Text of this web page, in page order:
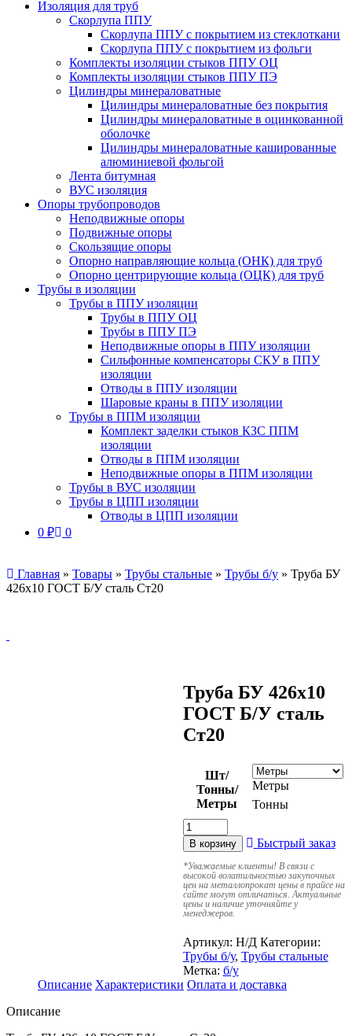
Изоляция для труб
Скорлупа ППУ
Скорлупа ППУ с покрытием из стеклоткани
Скорлупа ППУ с покрытием из фольги
Комплекты изоляции стыков ППУ ОЦ
Комплекты изоляции стыков ППУ ПЭ
Цилиндры минераловатные
Цилиндры минераловатные без покрытия
Цилиндры минераловатные в оцинкованной
оболочке
Цилиндры минераловатные кашированные
алюминиевой фольгой
Лента битумная
ВУС изоляция
Опоры трубопроводов
Неподвижные опоры
Подвижные опоры
Скользящие опоры
Опорно направляющие кольца (ОНК) для труб
Опорно центрирующие кольца (ОЦК) для труб
Трубы в изоляции
Трубы в ППУ изоляции
Трубы в ППУ ОЦ
Трубы в ППУ ПЭ
Неподвижные опоры в ППУ изоляции
Сильфонные компенсаторы СКУ в ППУ
изоляции
Отводы в ППУ изоляции
Шаровые краны в ППУ изоляции
Трубы в ППМ изоляции
Комплект заделки стыков КЗС ППМ
изоляции
Отводы в ППМ изоляции
Неподвижные опоры в ППМ изоляции
Трубы в ВУС изоляции
Трубы в ЦПП изоляции
Отводы в ЦПП изоляции
0 ₽ 0
Главная » Товары » Трубы стальные » Трубы б/у » Труба БУ
426х10 ГОСТ Б/У сталь Ст20
Труба БУ 426х10
ГОСТ Б/У сталь
Ст20
Шт/
Тонны/
Метры
Метры
Тонны
В корзину Быстрый заказ
*Уважаемые клиенты! В связи с
высокой волатильностью закупочных
цен на металлопрокат цены в прайсе на
сайте могут отличаться. Актуальные
цены и наличие уточняйте у
менеджеров.
Артикул: Н/Д Категории:
Трубы б/у, Трубы стальные
Метка: б/у
Описание Характеристики Оплата и доставка
Описание